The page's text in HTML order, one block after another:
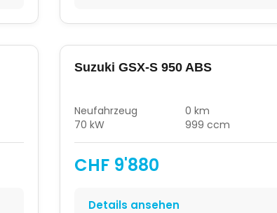
Suzuki GSX-S 950 ABS
Neufahrzeug
0 km
70 kW
999 ccm
CHF 9'880
Details ansehen